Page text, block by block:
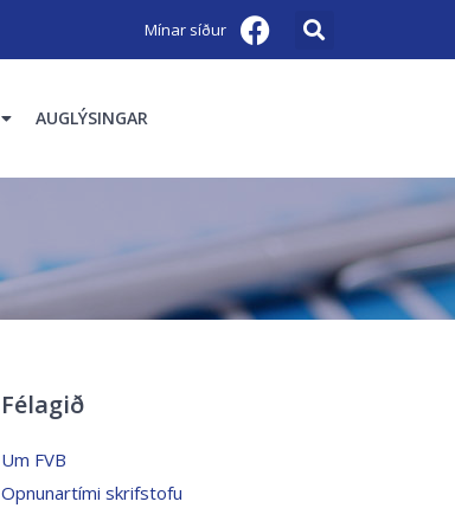
Mínar síður
AUGLÝSINGAR
Félagið
Um FVB
Opnunartími skrifstofu